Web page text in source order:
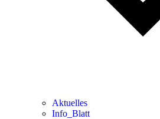
Aktuelles
Info_Blatt